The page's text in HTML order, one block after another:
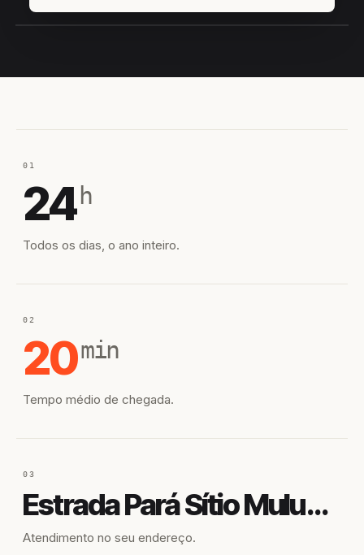
01
24 h
Todos os dias, o ano inteiro.
02
20min
Tempo médio de chegada.
03
Estrada Pará Sítio Mulungu
Atendimento no seu endereço.